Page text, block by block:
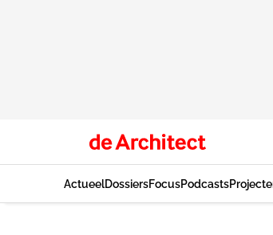
ActueelDossiersFocusPodcasts